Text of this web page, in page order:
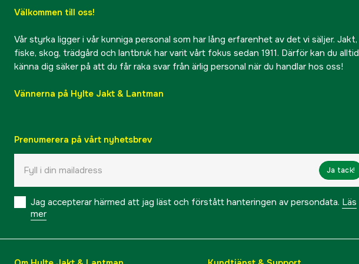
Välkommen till oss!
Vår styrka ligger i vår kunniga personal som har lång erfarenhet av det vi säljer. Jakt,
fiske, skog, trädgård och lantbruk har varit vårt fokus sedan 1911. Därför kan du alltid
känna dig säker på att du får raka svar från ärlig personal när du handlar hos oss!
Vännerna på Hylte Jakt & Lantman
Prenumerera på vårt nyhetsbrev
Ja tack!
Jag accepterar härmed att jag läst och förstått hanteringen av persondata. Läs
mer